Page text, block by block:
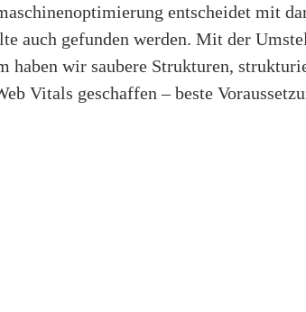
entscheidet mit
auch gefunden werden. Mit der
haben wir saubere Strukturen,
Vitals geschaffen – beste